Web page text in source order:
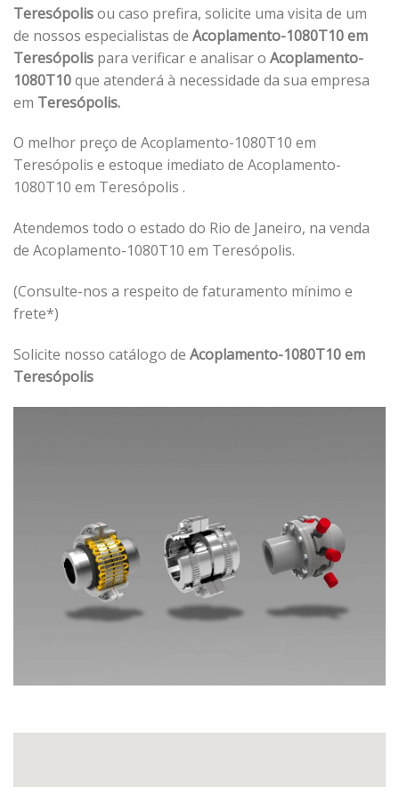
Teresópolisou caso prefira, solicite uma visita de um
de nossos especialistas de Acoplamento-1080T10 em
Teresópolis para verificar e analisar o Acoplamento-
1080T10que atenderá à necessidade da sua empresa
em Teresópolis.
O melhor preço de Acoplamento-1080T10 em
Teresópolis e estoque imediato de Acoplamento-
1080T10 em Teresópolis .
Atendemos todo o estado do Rio de Janeiro, na venda
de Acoplamento-1080T10 em Teresópolis.
(Consulte-nos a respeito de faturamento mínimo e
frete*)
Solicite nosso catálogo de Acoplamento-1080T10 em
Teresópolis